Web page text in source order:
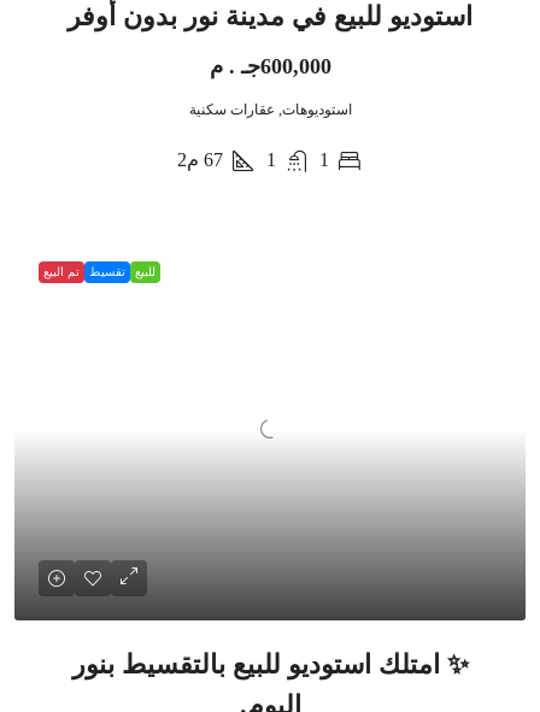
استوديو للبيع في مدينة نور بدون أوفر
600,000جـ . م
استوديوهات, عقارات سكنية
1
1
67 م2
للبيع تقسيط تم البيع
✨ امتلك استوديو للبيع بالتقسيط بنور
اليوم.